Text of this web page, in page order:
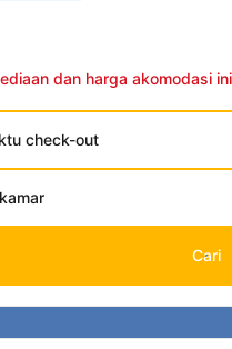
dan harga akomodasi ini
check-out
Cari